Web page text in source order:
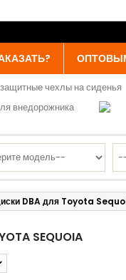
DBA для Toyota
SEQUOIA